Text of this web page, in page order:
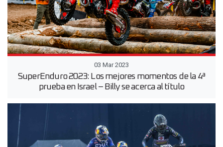
03 Mar 2023
SuperEnduro 2023: Los mejores momentos de la 4ª
prueba en Israel – Billy se acerca al título